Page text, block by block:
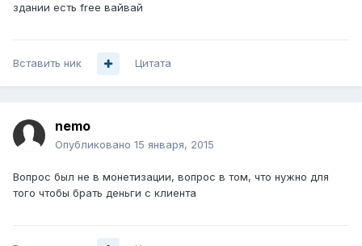
здании есть free вайвай
Вставить ник Цитата
nemo
Опубликовано 15 января, 2015
Вопрос был не в монетизации, вопрос в том, что нужно для
того чтобы брать деньги с клиента